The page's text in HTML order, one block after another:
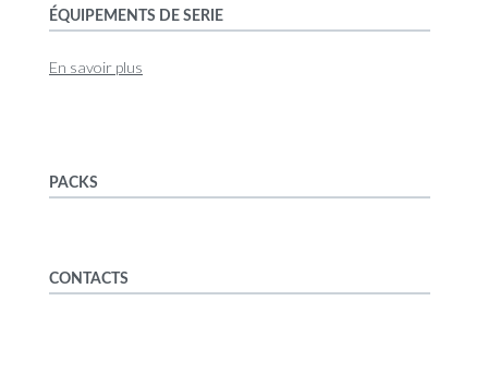
ÉQUIPEMENTS DE SERIE
En savoir plus
PACKS
CONTACTS